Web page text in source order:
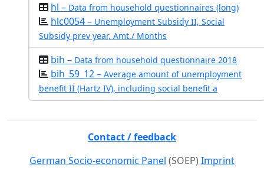
hl – Data from household questionnaires (long)
hlc0054 – Unemployment Subsidy II, Social
Subsidy prev year, Amt./ Months
bih – Data from household questionnaire 2018
bih_59_12 – Average amount of unemployment
benefit II (Hartz IV), including social benefit a
Contact / feedback
German Socio-economic Panel (SOEP) Imprint